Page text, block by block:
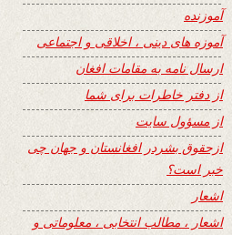
آموزنده
آموزه های دینی ، اخلاقی و اجتماعی
ارسال نامه به مقامات افغان
از دفتر خاطرات برای شما
از مسؤول سایت
ازحقوق بشردر افغانستان و جهان چی
خبر است؟
اشعار
اشعار ، مطالب انتخابی ، معلوماتی و